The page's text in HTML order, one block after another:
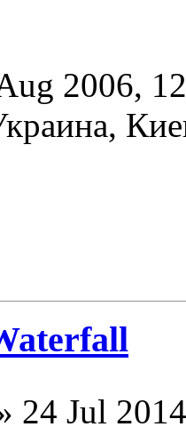
2006,
24 Jul